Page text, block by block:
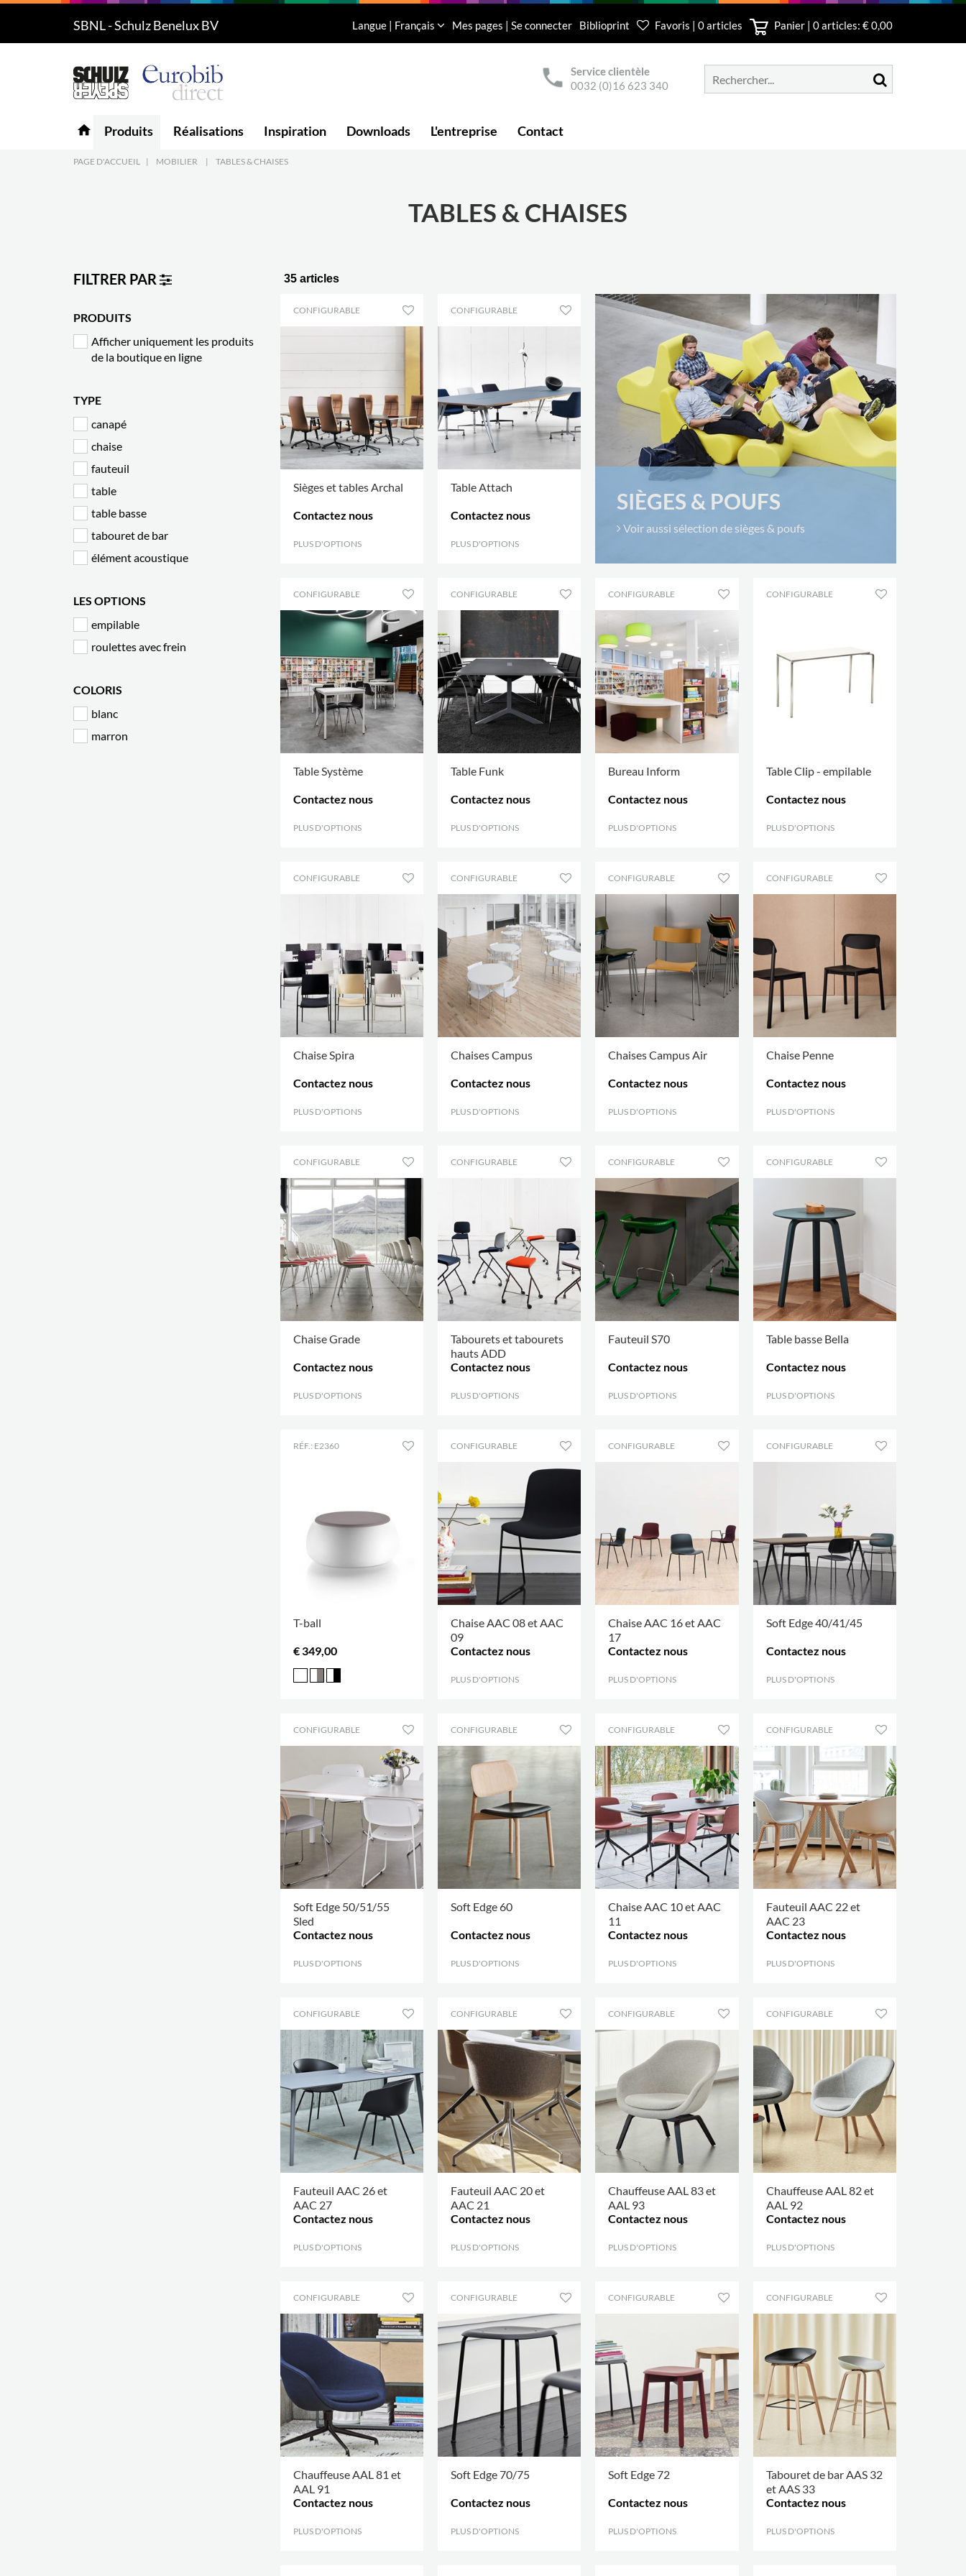
5
Produits
SBNL - Schulz Benelux BV Langue | Français Mes pages | Se connecter Biblioprint Favoris | 0 articles Panier | 0articles: € 0,00
Service clientèle
0032 (0)16 623 340
home Produits Réalisations Inspiration Downloads L'entreprise Contact
PAGE D'ACCUEIL | MOBILIER | TABLES & CHAISES
TABLES & CHAISES
FILTRER PAR
PRODUITS
Afficher uniquement les produits
de la boutique en ligne
TYPE
canapé
chaise
fauteuil
table
table basse
tabouret de bar
élément acoustique
LES OPTIONS
empilable
roulettes avec frein
COLORIS
blanc
marron
35 articles
SIÈGES & POUFS
Voir aussi sélection de sièges & poufs
CONFIGURABLE
Sièges et tables Archal
Contactez nous
PLUS D'OPTIONS
CONFIGURABLE
Table Attach
Contactez nous
PLUS D'OPTIONS
CONFIGURABLE
Table Système
Contactez nous
PLUS D'OPTIONS
CONFIGURABLE
Table Funk
Contactez nous
PLUS D'OPTIONS
CONFIGURABLE
Bureau Inform
Contactez nous
PLUS D'OPTIONS
CONFIGURABLE
Table Clip - empilable
Contactez nous
PLUS D'OPTIONS
CONFIGURABLE
Chaise Spira
Contactez nous
PLUS D'OPTIONS
CONFIGURABLE
Chaises Campus
Contactez nous
PLUS D'OPTIONS
CONFIGURABLE
Chaises Campus Air
Contactez nous
PLUS D'OPTIONS
CONFIGURABLE
Chaise Penne
Contactez nous
PLUS D'OPTIONS
CONFIGURABLE
Chaise Grade
Contactez nous
PLUS D'OPTIONS
CONFIGURABLE
Tabourets et tabourets
hauts ADD
Contactez nous
PLUS D'OPTIONS
CONFIGURABLE
Fauteuil S70
Contactez nous
PLUS D'OPTIONS
CONFIGURABLE
Table basse Bella
Contactez nous
PLUS D'OPTIONS
RÉF.: E2360
T-ball
€ 349,00
CONFIGURABLE
Chaise AAC 08 et AAC
09
Contactez nous
PLUS D'OPTIONS
CONFIGURABLE
Chaise AAC 16 et AAC
17
Contactez nous
PLUS D'OPTIONS
CONFIGURABLE
Soft Edge 40/41/45
Contactez nous
PLUS D'OPTIONS
CONFIGURABLE
Soft Edge 50/51/55
Sled
Contactez nous
PLUS D'OPTIONS
CONFIGURABLE
Soft Edge 60
Contactez nous
PLUS D'OPTIONS
CONFIGURABLE
Chaise AAC 10 et AAC
11
Contactez nous
PLUS D'OPTIONS
CONFIGURABLE
Fauteuil AAC 22 et
AAC 23
Contactez nous
PLUS D'OPTIONS
CONFIGURABLE
Fauteuil AAC 26 et
AAC 27
Contactez nous
PLUS D'OPTIONS
CONFIGURABLE
Fauteuil AAC 20 et
AAC 21
Contactez nous
PLUS D'OPTIONS
CONFIGURABLE
Chauffeuse AAL 83 et
AAL 93
Contactez nous
PLUS D'OPTIONS
CONFIGURABLE
Chauffeuse AAL 82 et
AAL 92
Contactez nous
PLUS D'OPTIONS
CONFIGURABLE
Chauffeuse AAL 81 et
AAL 91
Contactez nous
PLUS D'OPTIONS
CONFIGURABLE
Soft Edge 70/75
Contactez nous
PLUS D'OPTIONS
CONFIGURABLE
Soft Edge 72
Contactez nous
PLUS D'OPTIONS
CONFIGURABLE
Tabouret de bar AAS 32
et AAS 33
Contactez nous
PLUS D'OPTIONS